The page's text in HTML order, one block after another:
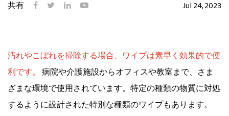
共有 Jul 24, 2023
汚れやこぼれを掃除する場合、ワイプは素早く効果的で便
利です。 病院や介護施設からオフィスや教室まで、さま
ざまな環境で使用されています。特定の種類の物質に対処
するように設計された特別な種類のワイプもあります。